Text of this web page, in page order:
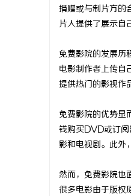
捐赠或与制片方的
片人提供了展示自
免费影院的发展历
电影制作者上传
提供热门的影视作
免费影院的优势显
钱购买DVD或订阅
影和电视剧。此外
然而，免费影院也
很多电影由于版权